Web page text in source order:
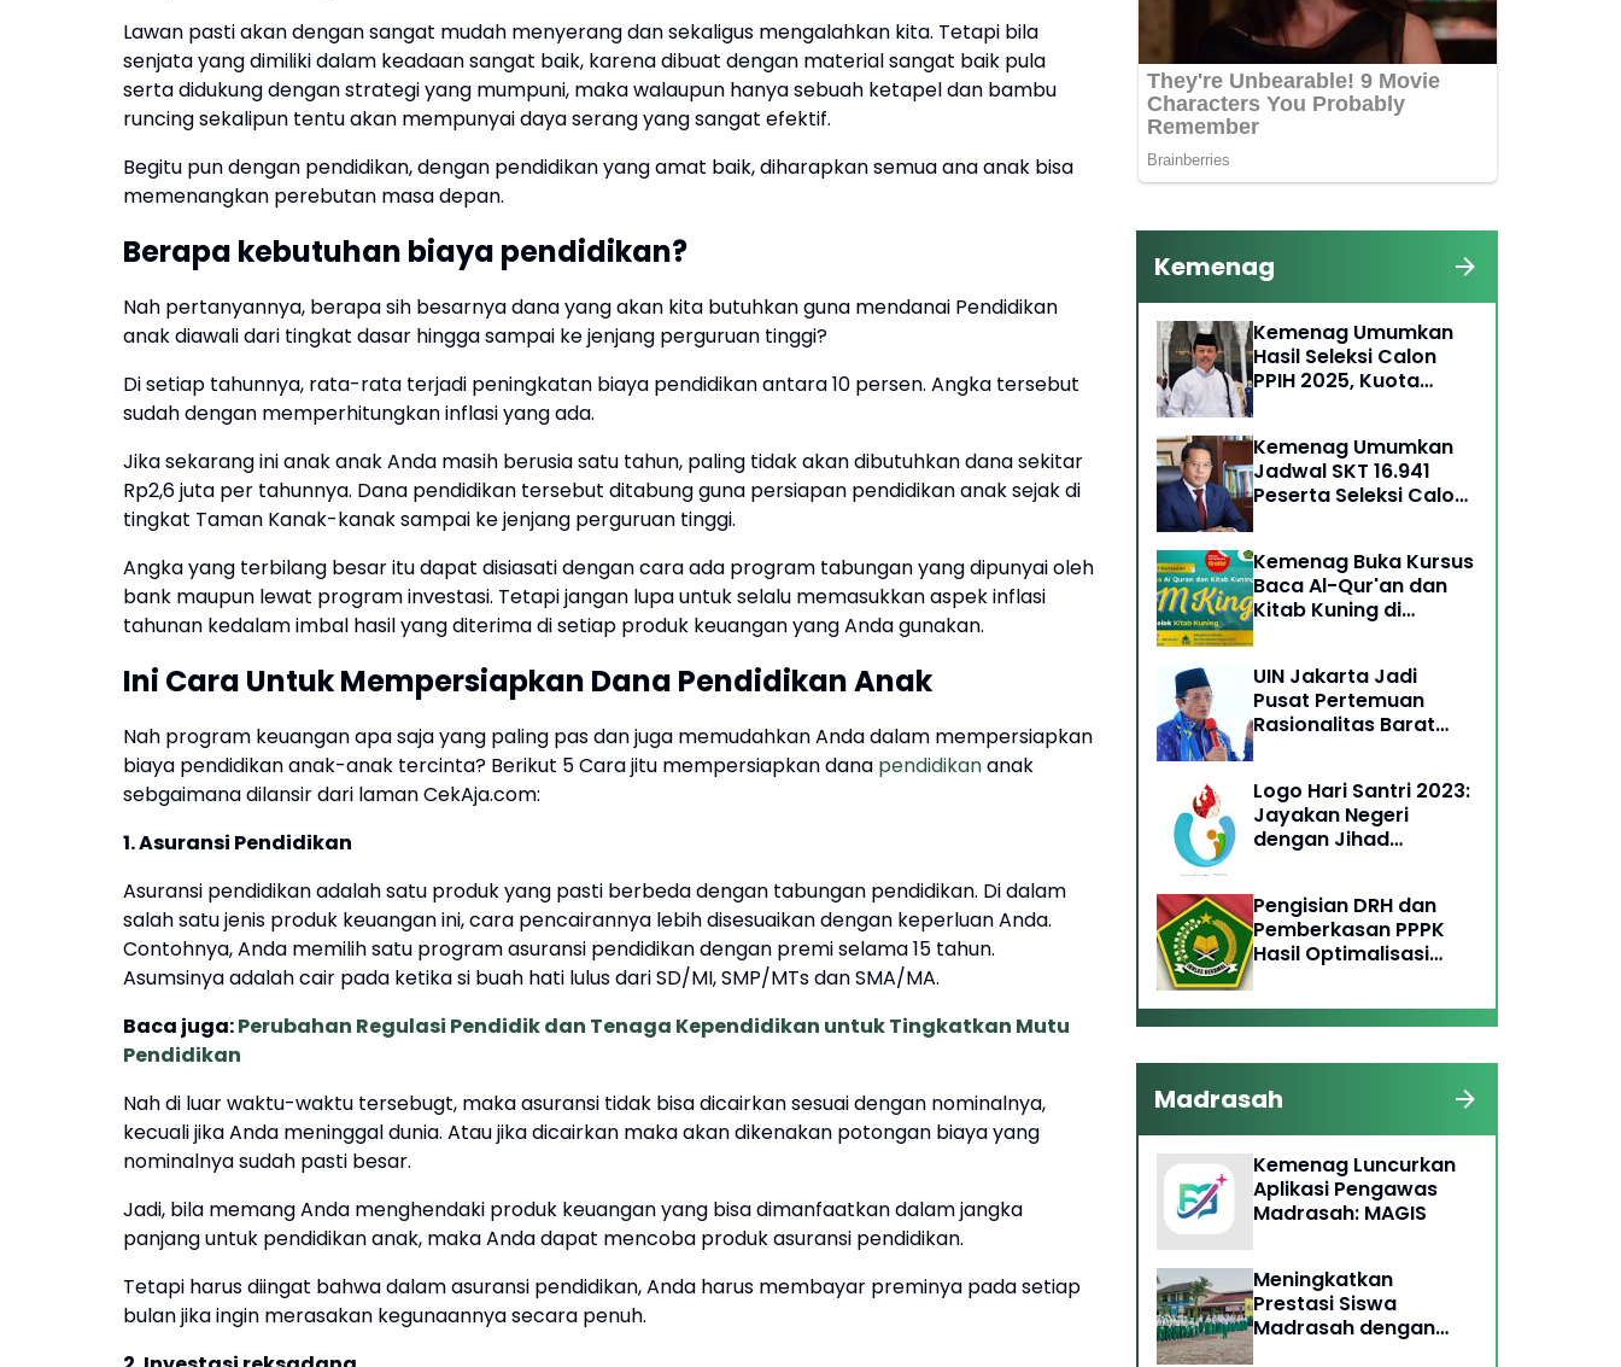
Lawan pasti akan dengan sangat mudah menyerang dan sekaligus mengalahkan kita. Tetapi bila
senjata yang dimiliki dalam keadaan sangat baik, karena dibuat dengan material sangat baik pula
serta didukung dengan strategi yang mumpuni, maka walaupun hanya sebuah ketapel dan bambu
runcing sekalipun tentu akan mempunyai daya serang yang sangat efektif.
Begitu pun dengan pendidikan, dengan pendidikan yang amat baik, diharapkan semua ana anak bisa
memenangkan perebutan masa depan.
Berapa kebutuhan biaya pendidikan?
Nah pertanyannya, berapa sih besarnya dana yang akan kita butuhkan guna mendanai Pendidikan
anak diawali dari tingkat dasar hingga sampai ke jenjang perguruan tinggi?
Di setiap tahunnya, rata-rata terjadi peningkatan biaya pendidikan antara 10 persen. Angka tersebut
sudah dengan memperhitungkan inflasi yang ada.
Jika sekarang ini anak anak Anda masih berusia satu tahun, paling tidak akan dibutuhkan dana sekitar
Rp2,6 juta per tahunnya. Dana pendidikan tersebut ditabung guna persiapan pendidikan anak sejak di
tingkat Taman Kanak-kanak sampai ke jenjang perguruan tinggi.
Angka yang terbilang besar itu dapat disiasati dengan cara ada program tabungan yang dipunyai oleh
bank maupun lewat program investasi. Tetapi jangan lupa untuk selalu memasukkan aspek inflasi
tahunan kedalam imbal hasil yang diterima di setiap produk keuangan yang Anda gunakan.
Ini Cara Untuk Mempersiapkan Dana Pendidikan Anak
Nah program keuangan apa saja yang paling pas dan juga memudahkan Anda dalam mempersiapkan
biaya pendidikan anak-anak tercinta? Berikut 5 Cara jitu mempersiapkan dana pendidikananak
sebgaimana dilansir dari laman CekAja.com:
1. Asuransi Pendidikan
Asuransi pendidikan adalah satu produk yang pasti berbeda dengan tabungan pendidikan. Di dalam
salah satu jenis produk keuangan ini, cara pencairannya lebih disesuaikan dengan keperluan Anda.
Contohnya, Anda memilih satu program asuransi pendidikan dengan premi selama 15 tahun.
Asumsinya adalah cair pada ketika si buah hati lulus dari SD/MI, SMP/MTs dan SMA/MA.
Baca juga:Perubahan Regulasi Pendidik dan Tenaga Kependidikan untuk Tingkatkan Mutu
Pendidikan
Nah di luar waktu-waktu tersebugt, maka asuransi tidak bisa dicairkan sesuai dengan nominalnya,
kecuali jika Anda meninggal dunia. Atau jika dicairkan maka akan dikenakan potongan biaya yang
nominalnya sudah pasti besar.
Jadi, bila memang Anda menghendaki produk keuangan yang bisa dimanfaatkan dalam jangka
panjang untuk pendidikan anak, maka Anda dapat mencoba produk asuransi pendidikan.
Tetapi harus diingat bahwa dalam asuransi pendidikan, Anda harus membayar preminya pada setiap
bulan jika ingin merasakan kegunaannya secara penuh.
Kemenag
Kemenag Umumkan
Hasil Seleksi Calon
PPIH 2025, Kuota
Kebijakan Arab Saudi
Kemenag Umumkan
Jadwal SKT 16.941
Peserta Seleksi Calon
Kemenag Buka Kursus
Baca Al-Qur'an dan
Kitab Kuning di
UIN Jakarta Jadi
Pusat Pertemuan
Rasionalitas Barat
Logo Hari Santri 2023:
Jayakan Negeri
dengan Jihad
Pengisian DRH dan
Pemberkasan PPPK
Hasil Optimalisasi
September 2023, Ini
Ketentuannya
Madrasah
Kemenag Luncurkan
Aplikasi Pengawas
Madrasah: MAGIS
Meningkatkan
Prestasi Siswa
Madrasah dengan